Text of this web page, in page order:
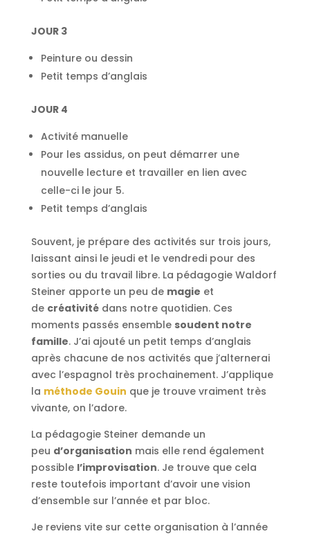
JOUR 3
Peinture ou dessin
Petit temps d’anglais
JOUR 4
Activité manuelle
Pour les assidus, on peut démarrer une
nouvelle lecture et travailler en lien avec
celle-ci le jour 5.
Petit temps d’anglais
Souvent, je prépare des activités sur trois jours,
laissant ainsi le jeudi et le vendredi pour des
sorties ou du travail libre. La pédagogie Waldorf
Steiner apporte un peu de magie et
de créativitédans notre quotidien. Ces
moments passés ensemble soudent notre
famille. J’ai ajouté un petit temps d’anglais
après chacune de nos activités que j’alternerai
avec l’espagnol très prochainement. J’applique
la méthode Gouin que je trouve vraiment très
vivante, on l’adore.
La pédagogie Steiner demande un
peu d’organisation mais elle rend également
possible l’improvisation. Je trouve que cela
reste toutefois important d’avoir une vision
d’ensemble sur l’année et par bloc.
Je reviens vite sur cette organisation à l’année